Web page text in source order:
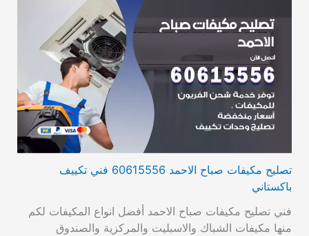
تصليح مكيفات صباح الاحمد 60615556 فني تكييف
باكستاني
فني تصليح مكيفات صباح الاحمد أفضل انواع المكيفات لكم
منها مكيفات الشباك والاسبليت والمركزية والصندوق